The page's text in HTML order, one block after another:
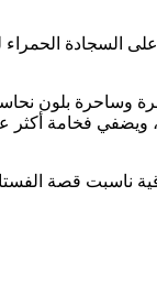
السينمائي الدولي في نسخته
فخامة أكثر
ناسبت قصة